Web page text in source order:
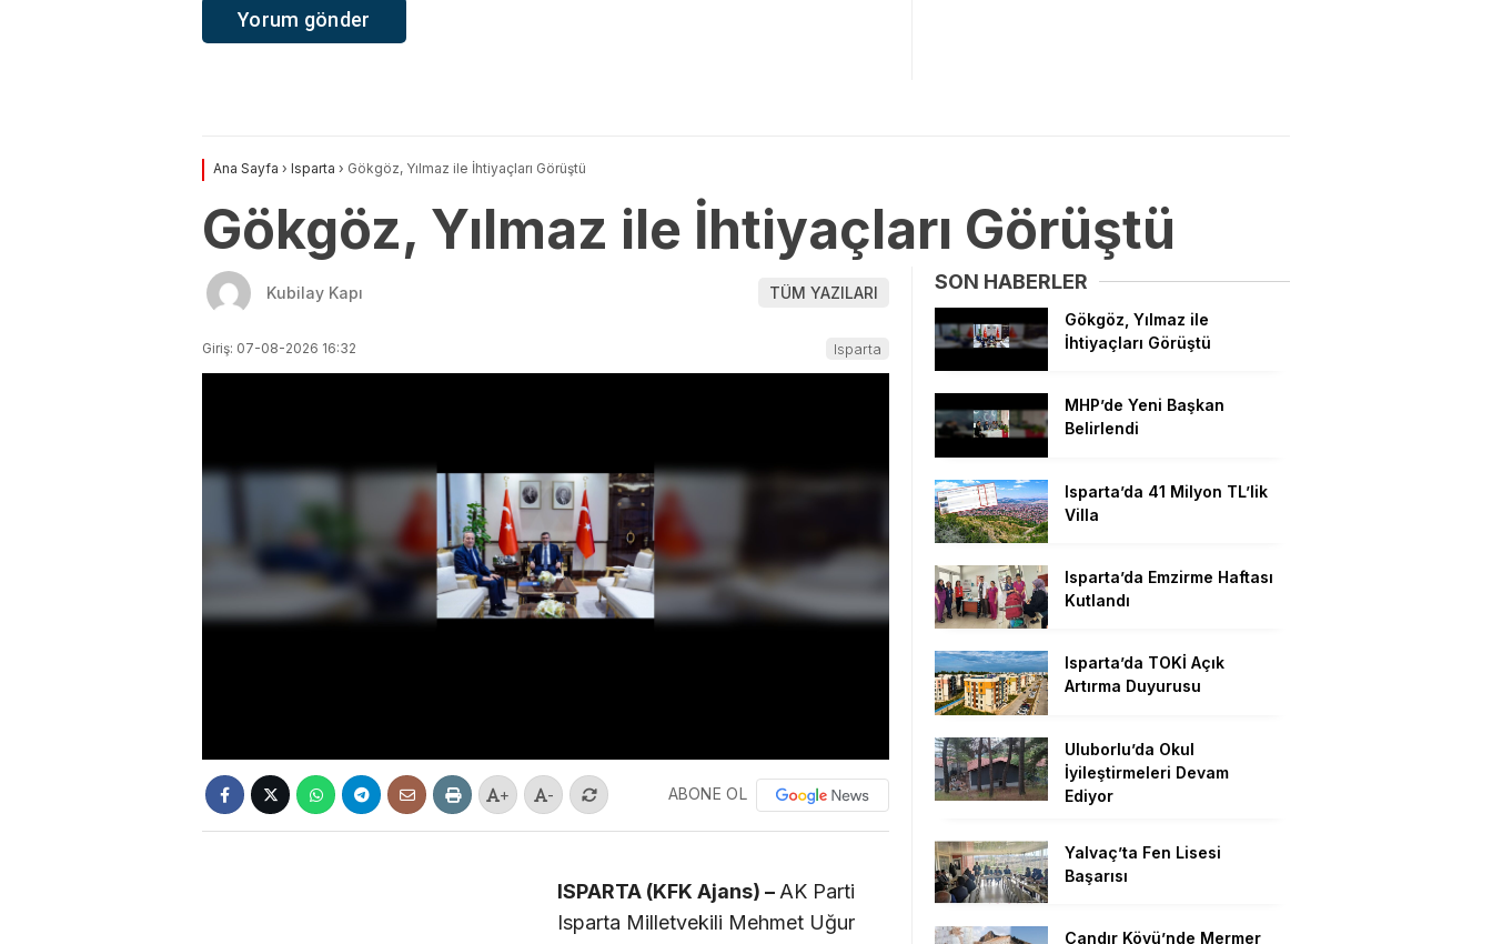
Ana Sayfa › Isparta › Gökgöz, Yılmaz ile İhtiyaçları Görüştü
Gökgöz, Yılmaz ile İhtiyaçları Görüştü
Kubilay Kapı TÜM YAZILARI
Giriş: 07-08-2026 16:32 Isparta
+ - ABONE OL
ISPARTA (KFK Ajans) – AK Parti
Isparta Milletvekili Mehmet Uğur
SON HABERLER
Gökgöz, Yılmaz ile
İhtiyaçları Görüştü
MHP’de Yeni Başkan
Belirlendi
Isparta’da 41 Milyon TL’lik
Villa
Isparta’da Emzirme Haftası
Kutlandı
Isparta’da TOKİ Açık
Artırma Duyurusu
Uluborlu’da Okul
İyileştirmeleri Devam
Ediyor
Yalvaç’ta Fen Lisesi
Başarısı
Çandır Köyü’nde Mermer